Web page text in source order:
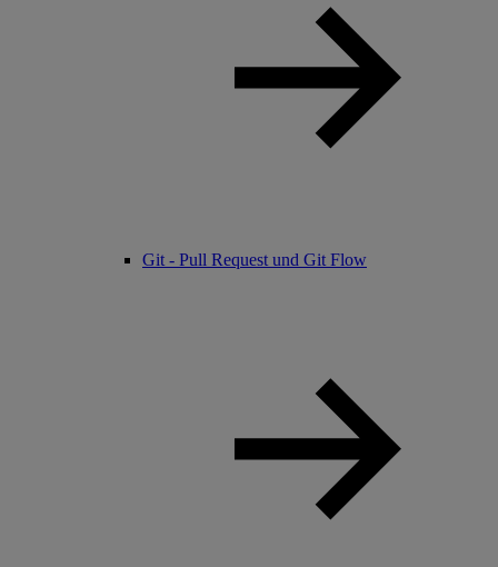
Git - Pull Request und Git Flow